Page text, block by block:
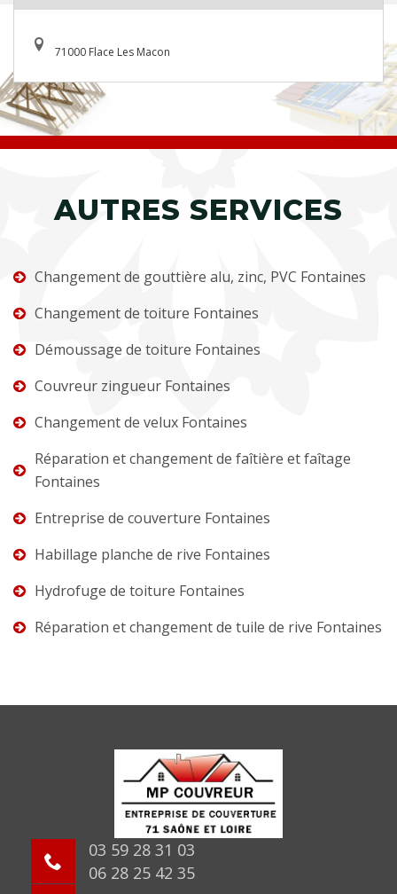
71000 Flace Les Macon
AUTRES SERVICES
Changement de gouttière alu, zinc, PVC Fontaines
Changement de toiture Fontaines
Démoussage de toiture Fontaines
Couvreur zingueur Fontaines
Changement de velux Fontaines
Réparation et changement de faîtière et faîtage
Fontaines
Entreprise de couverture Fontaines
Habillage planche de rive Fontaines
Hydrofuge de toiture Fontaines
Réparation et changement de tuile de rive Fontaines
03 59 28 31 03
06 28 25 42 35